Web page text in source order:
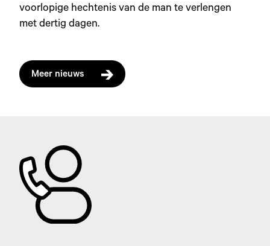
voorlopige hechtenis van de man te verlengen
met dertig dagen.
Meer nieuws